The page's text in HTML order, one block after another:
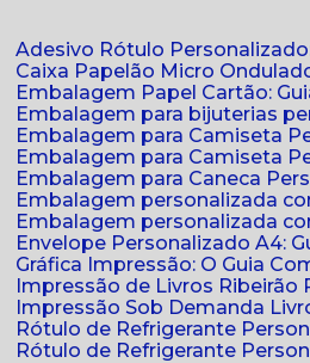
Adesivo Rótulo
Caixa Papelão Micro
Embalagem Papel Cartão:
Embalagem para bijuterias
Embalagem para Camiseta
Embalagem para Camiseta
Embalagem para Caneca
Embalagem personalizada
Embalagem personalizada
Envelope Personalizado A4:
Gráfica Impressão: O Guia
Impressão de Livros
Impressão Sob Demanda
Rótulo de Refrigerante
Rótulo de Refrigerante